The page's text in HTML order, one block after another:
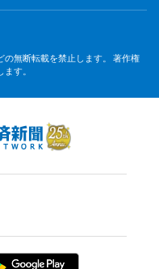
無断転載を禁止します。 著作権
す。